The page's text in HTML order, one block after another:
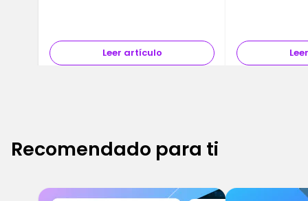
Leer artículo
Recomendado para ti